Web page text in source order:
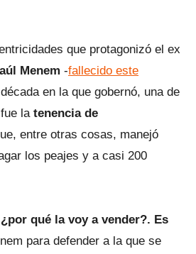
que protagonizó el ex
Menem -fallecido este
en la que gobernó, una de
la tenencia de
entre otras cosas, manejó
los peajes y a casi 200
qué la voy a vender?. Es
para defender a la que se